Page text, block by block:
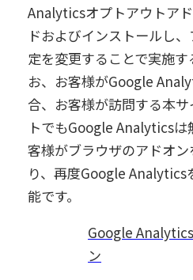
Analyticsオプトアウトア
ドおよびインストールし
定を変更することで実施
お、お客様がGoogle
合、お客様が訪問する本
トでもGoogle Analytics
客様がブラウザのアドオ
り、再度Google Analytics
能です。
Google
ン